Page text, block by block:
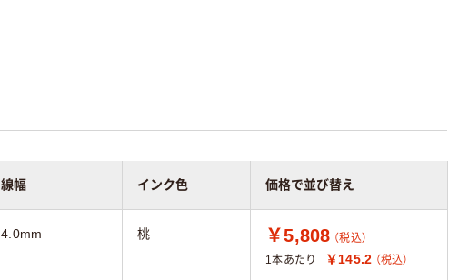
線幅 インク色 価格で並び替え
4.0mm 桃 ￥5,808 （税込）
1本あたり
￥145.2 （税込）